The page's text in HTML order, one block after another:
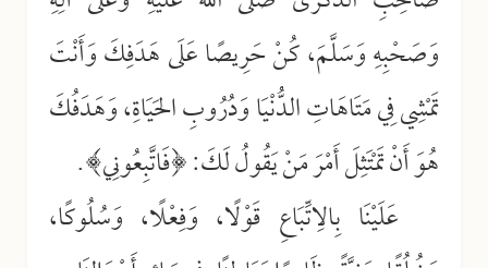
وَصَحْبِهِ وَسَلَّمَ، كُنْ حَرِيصًا عَلَى هَدَفِكَ وَأَنْتَ
تَمْشِي فِي مَتَاهَاتِ الدُّنْيَا وَدُرُوبِ الحَيَاةِ، وَهَدَفُكَ
هُوَ أَنْ تَمْتَثِلَ أَمْرَ مَنْ يَقُولُ لَكَ: ﴿فَاتَّبِعُونِي﴾.
عَلَيْنَا بِالِاتِّبَاعِ قَوْلًا، وَفِعْلًا، وَسُلُوكًا،